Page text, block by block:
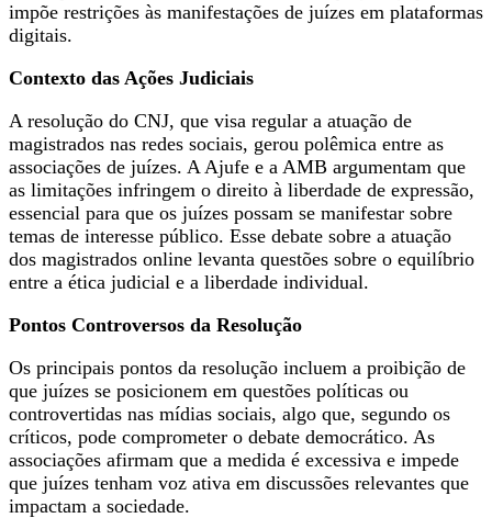
impõe restrições às manifestações de juízes em plataformas
digitais.
Contexto das Ações Judiciais
A resolução do CNJ, que visa regular a atuação de
magistrados nas redes sociais, gerou polêmica entre as
associações de juízes. A Ajufe e a AMB argumentam que
as limitações infringem o direito à liberdade de expressão,
essencial para que os juízes possam se manifestar sobre
temas de interesse público. Esse debate sobre a atuação
dos magistrados online levanta questões sobre o equilíbrio
entre a ética judicial e a liberdade individual.
Pontos Controversos da Resolução
Os principais pontos da resolução incluem a proibição de
que juízes se posicionem em questões políticas ou
controvertidas nas mídias sociais, algo que, segundo os
críticos, pode comprometer o debate democrático. As
associações afirmam que a medida é excessiva e impede
que juízes tenham voz ativa em discussões relevantes que
impactam a sociedade.